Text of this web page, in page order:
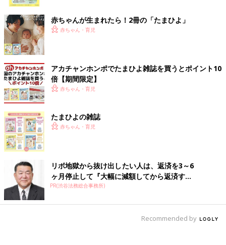
出典：Instagramアカウント「mitan_home」
みったんさんが購入した「折りたたみうちわ」は、コンパクトに
持ち運べる便利アイテム。バッグに入れてもかさばりにくく、暑
い日の外出やレジャーにぴったりです。デザインも豊富なので、
選ぶのも楽しいですね！
「折りたたみキャリーカート」重い荷物もラクラ
ク！
赤ちゃんが生まれたら！2冊の「たまひよ」
赤ちゃん・育児
アカチャンホンポでたまひよ雑誌を買うとポイント10
倍【期間限定】
赤ちゃん・育児
たまひよの雑誌
赤ちゃん・育児
リボ地獄から抜け出したい人は、返済を3～6
ヶ月停止して『大幅に減額してから返済す...
PR(渋谷法務総合事務所)
Recommended by